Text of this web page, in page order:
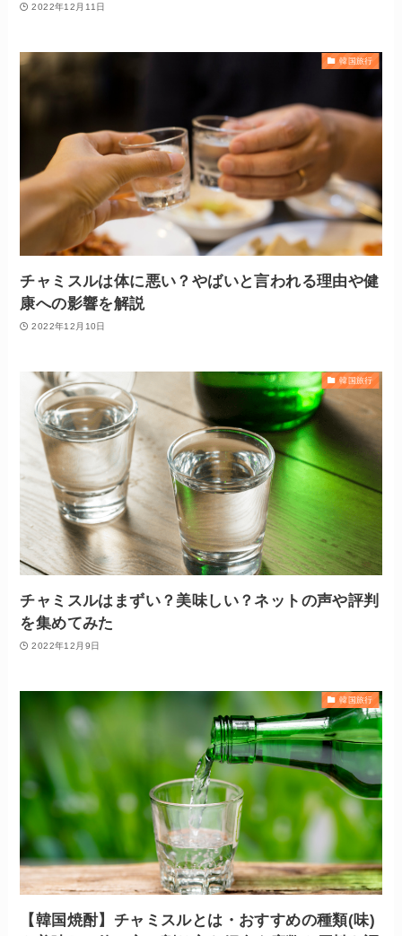
2022年12月11日
韓国旅行
チャミスルは体に悪い？やばいと言われる理由や健
康への影響を解説
2022年12月10日
韓国旅行
チャミスルはまずい？美味しい？ネットの声や評判
を集めてみた
2022年12月9日
韓国旅行
【韓国焼酎】チャミスルとは・おすすめの種類(味)